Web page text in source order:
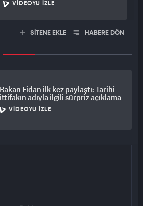
VIDEOYU İZLE
SİTENE EKLE HABERE DÖN
Bakan Fidan ilk kez paylaştı: Tarihi
ittifakın adıyla ilgili sürpriz açıklama
VIDEOYU İZLE